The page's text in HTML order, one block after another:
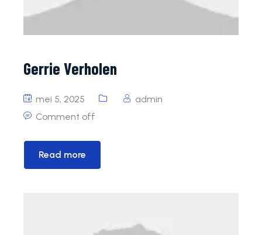
Gerrie Verholen
mei 5, 2025
admin
Comment off
Read more